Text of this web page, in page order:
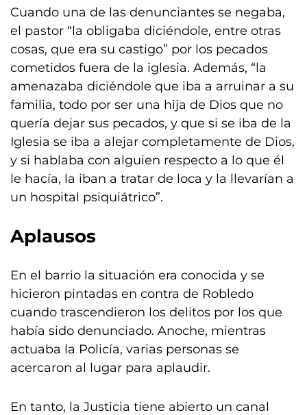
Cuando una de las denunciantes se negaba,
el pastor “la obligaba diciéndole, entre otras
cosas, que era su castigo” por los pecados
cometidos fuera de la iglesia. Además, “la
amenazaba diciéndole que iba a arruinar a su
familia, todo por ser una hija de Dios que no
quería dejar sus pecados, y que si se iba de la
Iglesia se iba a alejar completamente de Dios,
y si hablaba con alguien respecto a lo que él
le hacía, la iban a tratar de loca y la llevarían a
un hospital psiquiátrico”.
Aplausos
En el barrio la situación era conocida y se
hicieron pintadas en contra de Robledo
cuando trascendieron los delitos por los que
había sido denunciado. Anoche, mientras
actuaba la Policía, varias personas se
acercaron al lugar para aplaudir.
En tanto, la Justicia tiene abierto un canal